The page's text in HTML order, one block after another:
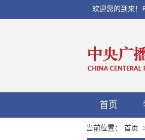
欢迎您的到来！
首页
当前位置： 首页